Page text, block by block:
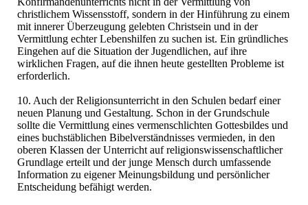
christlichem Wissensstoff, sondern in der Hinführung zu einem
mit innerer Überzeugung gelebten Christsein und in der
Vermittlung echter Lebenshilfen zu suchen ist. Ein gründliches
Eingehen auf die Situation der Jugendlichen, auf ihre
wirklichen Fragen, auf die ihnen heute gestellten Probleme ist
erforderlich.
10. Auch der Religionsunterricht in den Schulen bedarf einer
neuen Planung und Gestaltung. Schon in der Grundschule
sollte die Vermittlung eines vermenschlichten Gottesbildes und
eines buchstäblichen Bibelverständnisses vermieden, in den
oberen Klassen der Unterricht auf religionswissenschaftlicher
Grundlage erteilt und der junge Mensch durch umfassende
Information zu eigener Meinungsbildung und persönlicher
Entscheidung befähigt werden.